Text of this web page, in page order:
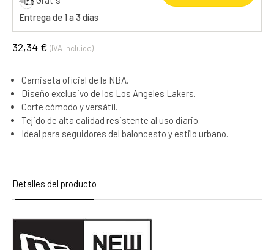
Entrega de 1 a 3 días
32,34 € (IVA incluido)
Camiseta oficial de la NBA.
Diseño exclusivo de los Los Angeles Lakers.
Corte cómodo y versátil.
Tejido de alta calidad resistente al uso diario.
Ideal para seguidores del baloncesto y estilo urbano.
Detalles del producto